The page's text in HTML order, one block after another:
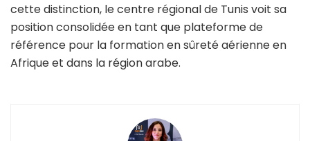
cette distinction, le centre régional de Tunis voit sa
position consolidée en tant que plateforme de
référence pour la formation en sûreté aérienne en
Afrique et dans la région arabe.